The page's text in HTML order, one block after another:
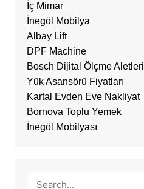
İç Mimar
İnegöl Mobilya
Albay Lift
DPF Machine
Bosch Dijital Ölçme Aletleri
Yük Asansörü Fiyatları
Kartal Evden Eve Nakliyat
Bornova Toplu Yemek
İnegöl Mobilyası